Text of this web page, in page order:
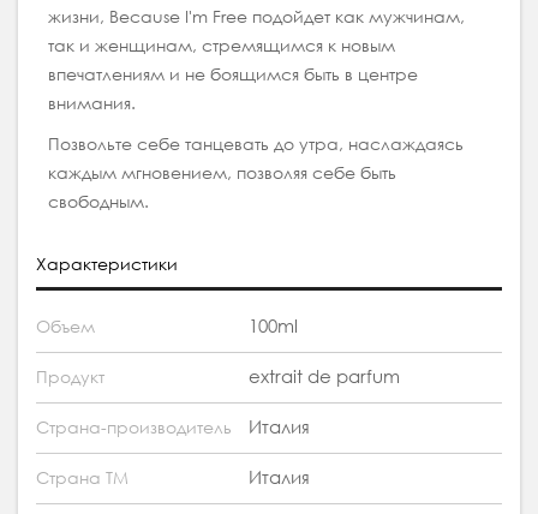
жизни, Because I'm Free подойдет как мужчинам,
так и женщинам, стремящимся к новым
впечатлениям и не боящимся быть в центре
внимания.
Позвольте себе танцевать до утра, наслаждаясь
каждым мгновением, позволяя себе быть
свободным.
Характеристики
Объем 100ml
Продукт extrait de parfum
Страна-производитель Италия
Страна ТМ Италия